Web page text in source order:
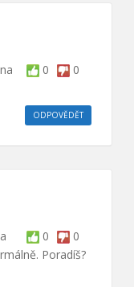
0 0
ODPOVĚDĚT
0 0
Poradíš?